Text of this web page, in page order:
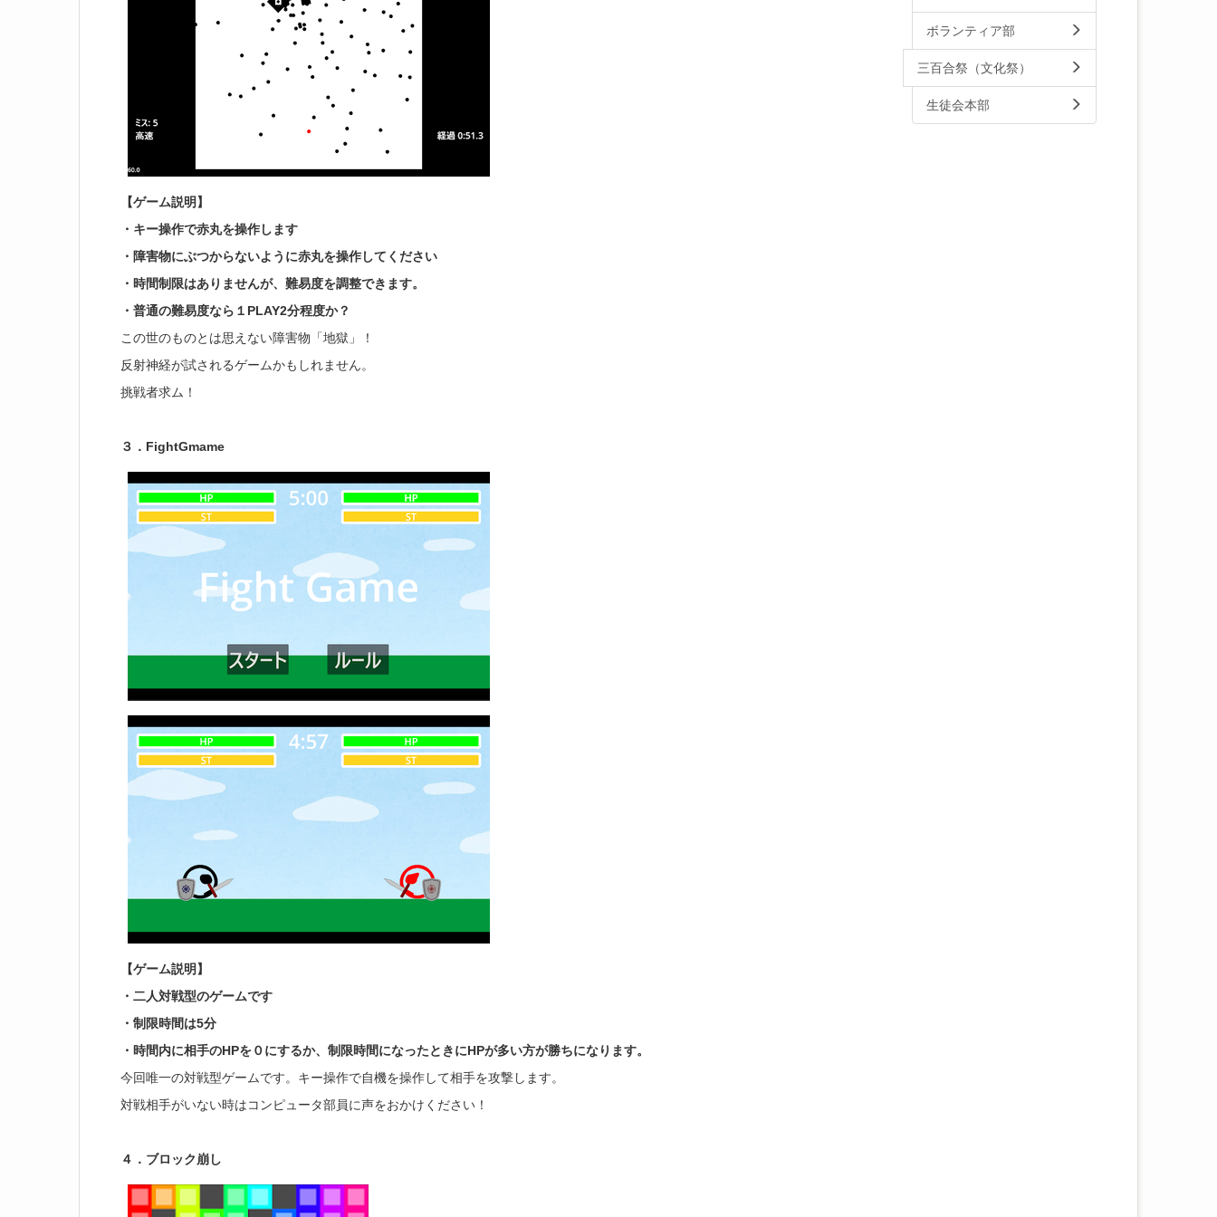
【ゲーム説明】
・キー操作で赤丸を操作します
・障害物にぶつからないように赤丸を操作してください
・時間制限はありませんが、難易度を調整できます。
・普通の難易度なら１PLAY2分程度か？
この世のものとは思えない障害物「地獄」！
反射神経が試されるゲームかもしれません。
挑戦者求ム！
３．FightGmame
【ゲーム説明】
・二人対戦型のゲームです
・制限時間は5分
・時間内に相手のHPを０にするか、制限時間になったときにHPが多い方が勝ちになります。
今回唯一の対戦型ゲームです。キー操作で自機を操作して相手を攻撃します。
対戦相手がいない時はコンピュータ部員に声をおかけください！
４．ブロック崩し
ボランティア部
三百合祭（文化祭）
生徒会本部